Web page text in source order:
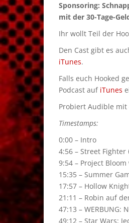
Sponsoring:
mit der 30-Tage-
Ihr wollt Teil der
Den Cast gibt es
iTunes.
Falls euch Hooked
Podcast auf iTunes
Probiert Audible mit
Timestamps:
0:00 – Intro
4:56 – Street
9:54 – Project
15:35 – Summer
17:57 – Hollow
21:11 – Robin auf
47:13 – WERBUNG:
49:12 – Star Wars: